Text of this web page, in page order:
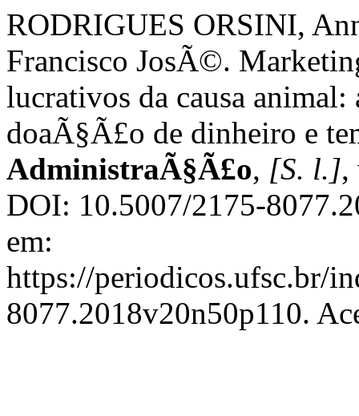
RODRIGUES ORSINI,
Francisco JosÃ©.
lucrativos da causa
doaÃ§Ã£o de dinheiro e
AdministraÃ§Ã£o, [S. l.],
DOI: 10.5007/2175-
em:
https://periodicos.ufsc.br/
8077.2018v20n50p110.